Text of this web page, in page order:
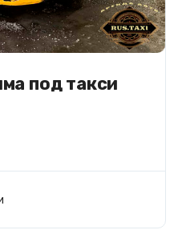
под такси